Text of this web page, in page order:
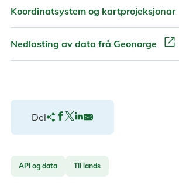
Koordinatsystem og kartprojeksjonar
Nedlasting av data frå Geonorge open_in_new
Del
API og data Til lands